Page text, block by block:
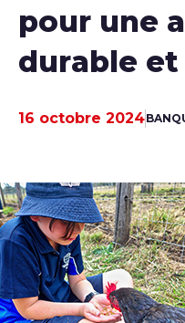
pour une
durable
Date de publication
16 octobre 2024